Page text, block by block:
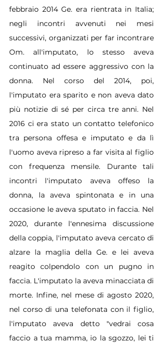
febbraio 2014 Ge. era rientrata in Italia;
negli incontri avvenuti nei mesi
successivi, organizzati per far incontrare
Om. all'imputato, lo stesso aveva
continuato ad essere aggressivo con la
donna. Nel corso del 2014, poi,
l'imputato era sparito e non aveva dato
più notizie di sé per circa tre anni. Nel
2016 ci era stato un contatto telefonico
tra persona offesa e imputato e da lì
l'uomo aveva ripreso a far visita al figlio
con frequenza mensile. Durante tali
incontri l'imputato aveva offeso la
donna, la aveva spintonata e in una
occasione le aveva sputato in faccia. Nel
2020, durante l'ennesima discussione
della coppia, l'imputato aveva cercato di
alzare la maglia della Ge. e lei aveva
reagito colpendolo con un pugno in
faccia. L'imputato la aveva minacciata di
morte. Infine, nel mese di agosto 2020,
nel corso di una telefonata con il figlio,
l'imputato aveva detto "vedrai cosa
faccio a tua mamma, io la sgozzo, lei ti